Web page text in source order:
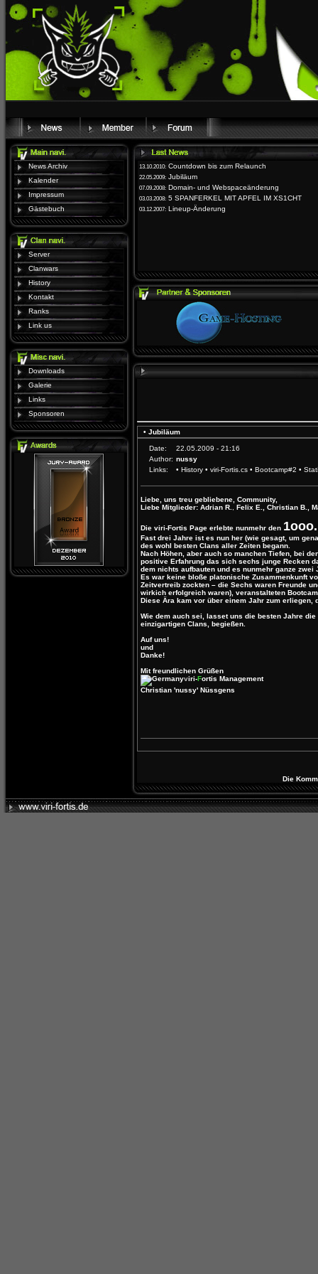
News Archiv
Kalender
Impressum
Gästebuch
Server
Clanwars
History
Kontakt
Ranks
Link us
Downloads
Galerie
Links
Sponsoren
13.10.2010: Countdown bis zum Relaunch
22.05.2009: Jubiläum
07.09.2008: Domain- und Webspaceänderung
03.03.2008: 5 SPANFERKEL MIT APFEL IM XS1CHT
03.12.2007: Lineup-Änderung
• Jubiläum
Date:
22.05.2009 - 21:16
Author: nussy
Links:
• History • viri-Fortis.cs • Bootcamp#2 •
Liebe, uns treu gebliebene, Community,
Liebe Mitglieder: Adrian R., Felix E., Christian B.,
Die viri-Fortis Page erlebte nunmehr den
Fast drei Jahre ist es nun her (wie gesagt, um
des wohl besten Clans aller Zeiten begann.
Nach Höhen, aber auch so manchen Tiefen, bei
positive Erfahrung das sich sechs junge Recken
dem nichts aufbauten und es nunmehr ganze
Es war keine bloße platonische Zusammenkunft
Zeitvertreib zockten – die Sechs waren Freunde
wirkich erfolgreich waren), veranstalteten
Diese Ära kam vor über einem Jahr zum
Wie dem auch sei, lasset uns die besten Jahre
einzigartigen Clans, begießen.
Auf uns!
und
Danke!
Mit freundlichen Grüßen
viri-Fortis Management
Christian 'nussy' Nüssgens
Die